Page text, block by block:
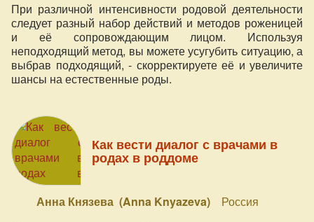
При различной интенсивности родовой деятельности
следует разный набор действий и методов роженицей
и её сопровождающим лицом. Используя
неподходящий метод, вы можете усугубить ситуацию, а
выбрав подходящий, - скорректируете её и увеличите
шансы на естественные роды.
Как вести диалог с врачами в
родах в роддоме
Анна Князева (Anna Knyazeva)
Россия